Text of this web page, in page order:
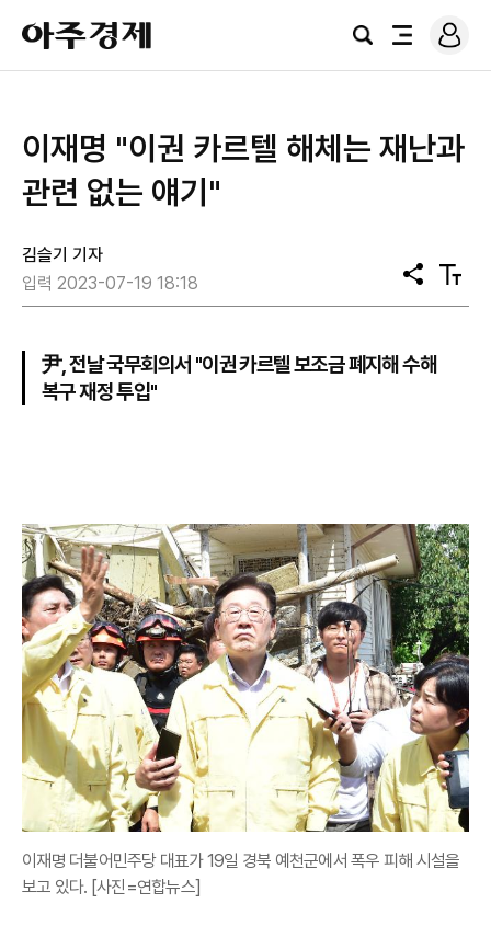
아
주
경
검
전
로
그
이재명 "이권 카르텔 해체는 재난과
관련 없는 얘기"
김슬기 기자
입력 2023-07-19 18:18
공
유
텍
스
尹, 전날 국무회의서 "이권 카르텔 보조금 폐지해 수해
복구 재정 투입"
이재명 더불어민주당 대표가 19일 경북 예천군에서 폭우 피해 시설을
보고 있다. [사진=연합뉴스]